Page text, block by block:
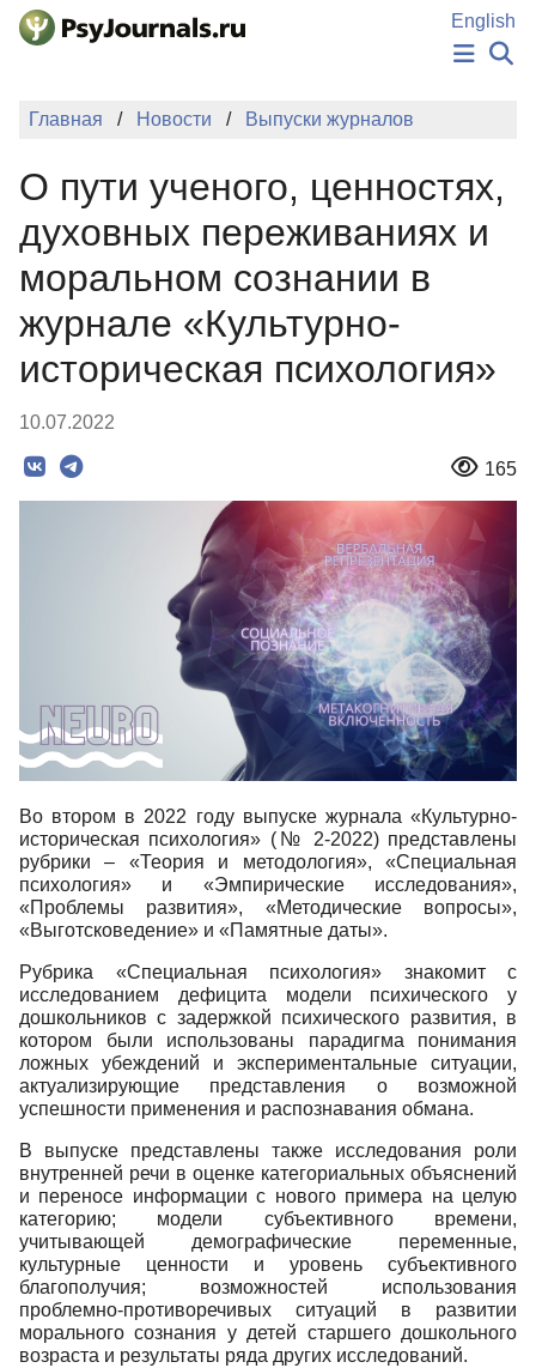
Перейти к основному содержанию
English
НОВОСТИ
ПОДАТЬ РУКОПИСЬ
КЛЮЧЕВЫЕ СЛОВА
Регистрация
Вход
Главная Новости Выпуски журналов
О пути ученого, ценностях,
духовных переживаниях и
моральном сознании в
журнале «Культурно-
историческая психология»
10.07.2022
165
Во втором в 2022 году выпуске журнала «Культурно-
историческая психология» (№ 2-2022) представлены
рубрики – «Теория и методология», «Специальная
психология» и «Эмпирические исследования»,
«Проблемы развития», «Методические вопросы»,
«Выготсковедение» и «Памятные даты».
Рубрика «Специальная психология» знакомит с
исследованием дефицита модели психического у
дошкольников с задержкой психического развития, в
котором были использованы парадигма понимания
ложных убеждений и экспериментальные ситуации,
актуализирующие представления о возможной
успешности применения и распознавания обмана.
В выпуске представлены также исследования роли
внутренней речи в оценке категориальных объяснений
и переносе информации с нового примера на целую
категорию; модели субъективного времени,
учитывающей демографические переменные,
культурные ценности и уровень субъективного
благополучия; возможностей использования
проблемно-противоречивых ситуаций в развитии
морального сознания у детей старшего дошкольного
возраста и результаты ряда других исследований.